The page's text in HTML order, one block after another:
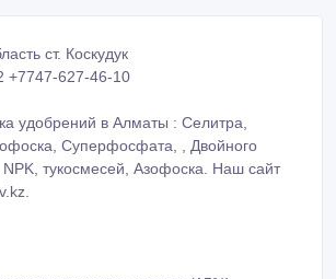
ст. Коскудук
+7747-627-46-10
удобрений в Алматы : Селитра,
Суперфосфата, , Двойного
тукосмесей, Азофоска. Наш сайт